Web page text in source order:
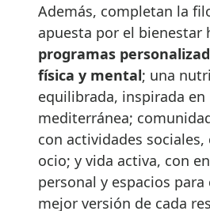
Además, completan la
apuesta por el bienestar
programas
física y mental; una
equilibrada, inspirada en
mediterránea;
con actividades
ocio; y vida activa, con
personal y espacios
mejor versión de cada